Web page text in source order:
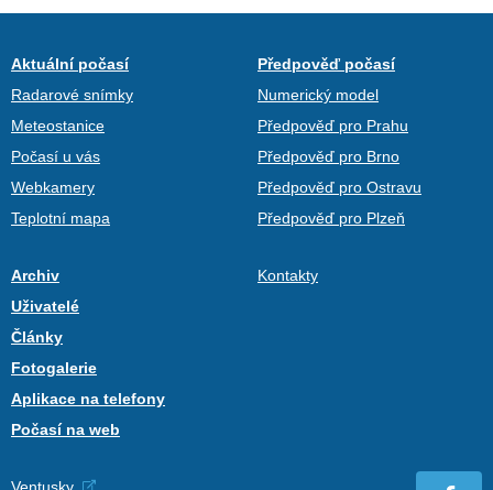
Aktuální počasí
Radarové snímky
Meteostanice
Počasí u vás
Webkamery
Teplotní mapa
Předpověď počasí
Numerický model
Předpověď pro Prahu
Předpověď pro Brno
Předpověď pro Ostravu
Předpověď pro Plzeň
Archiv
Uživatelé
Články
Fotogalerie
Aplikace na telefony
Počasí na web
Kontakty
Ventusky